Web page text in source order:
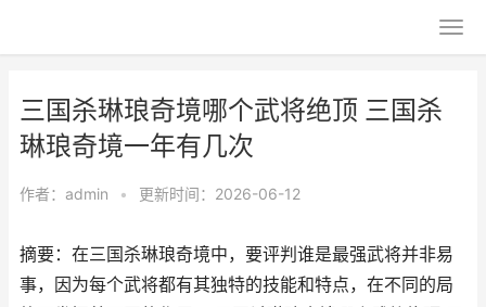
三国杀琳琅奇境哪个武将绝顶 三国杀
琳琅奇境一年有几次
作者： admin • 更新时间：2026-06-12
摘要：在三国杀琳琅奇境中，要评判谁是最强武将并非易
事，因为每个武将都有其独特的技能和特点，在不同的局